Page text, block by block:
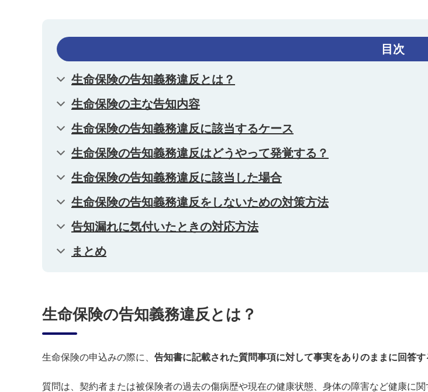
目次
生命保険の告知義務違反とは？
生命保険の主な告知内容
生命保険の告知義務違反に該当するケース
生命保険の告知義務違反はどうやって発覚する？
生命保険の告知義務違反に該当した場合
生命保険の告知義務違反をしないための対策方法
告知漏れに気付いたときの対応方法
まとめ
生命保険の告知義務違反とは？
生命保険の申込みの際に、 告知書に記載された質問事項に対して事実をありのままに回答
質問は、契約者または被保険者の過去の傷病歴や現在の健康状態、身体の障害など健康に